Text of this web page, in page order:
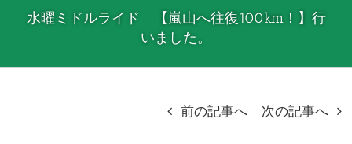
水曜ミドルライド 【嵐山へ往復100km！】行
いました。
前の記事へ 次の記事へ